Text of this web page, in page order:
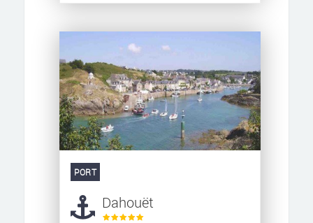
PORT
Dahouët